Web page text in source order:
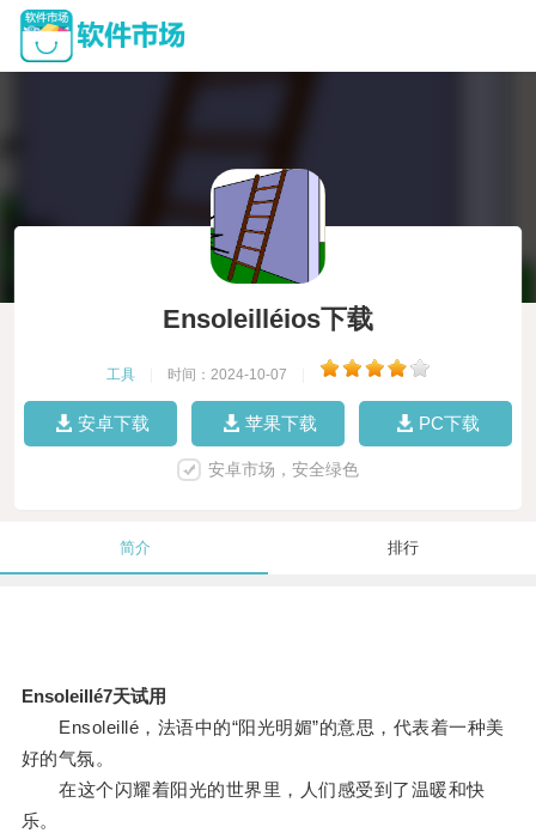
Ensoleilléios下载
工具 时间：2024-10-07
安卓下载 苹果下载 PC下载
安卓市场，安全绿色
简介 排行
Ensoleillé7天试用
Ensoleillé，法语中的“阳光明媚”的意思，代表着一种美
好的气氛。
在这个闪耀着阳光的世界里，人们感受到了温暖和快
乐。